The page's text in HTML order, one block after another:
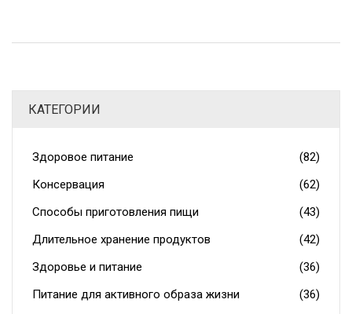
сделать вашу кулинарию более разнообразной и
увлекательной, вооружившись полезной информацией.
КАТЕГОРИИ
Здоровое питание
(82)
Консервация
(62)
Способы приготовления пищи
(43)
Длительное хранение продуктов
(42)
Здоровье и питание
(36)
Питание для активного образа жизни
(36)